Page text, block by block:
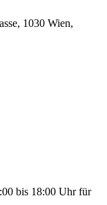
1030 Wien,
bis 18:00 Uhr für